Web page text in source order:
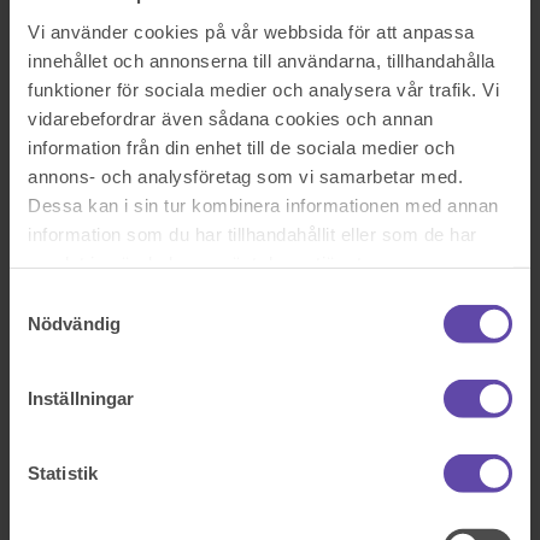
Vi använder cookies på vår webbsida för att anpassa
innehållet och annonserna till användarna, tillhandahålla
funktioner för sociala medier och analysera vår trafik. Vi
vidarebefordrar även sådana cookies och annan
information från din enhet till de sociala medier och
annons- och analysföretag som vi samarbetar med.
Dessa kan i sin tur kombinera informationen med annan
information som du har tillhandahållit eller som de har
Nödvändig
Inställningar
Statistik
Krav vid adoption av en vuxen person.
Sök efter en fråga
Se alla frågor
Se alla frågor
Familj & barn
Krav vid adoption av en vuxen
person.
nu är 18 år. Hur länge måste man ha känt pojken för att få chans att
adoptera?
Se alla frågor Boka tid med jurist